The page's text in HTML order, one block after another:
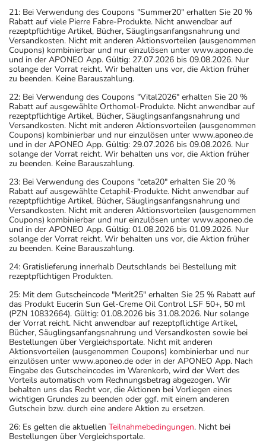
21: Bei Verwendung des Coupons "Summer20" erhalten Sie 20 %
Rabatt auf viele Pierre Fabre-Produkte. Nicht anwendbar auf
rezeptpflichtige Artikel, Bücher, Säuglingsanfangsnahrung und
Versandkosten. Nicht mit anderen Aktionsvorteilen (ausgenommen
Coupons) kombinierbar und nur einzulösen unter www.aponeo.de
und in der APONEO App. Gültig: 27.07.2026 bis 09.08.2026. Nur
solange der Vorrat reicht. Wir behalten uns vor, die Aktion früher
zu beenden. Keine Barauszahlung.
22: Bei Verwendung des Coupons "Vital2026" erhalten Sie 20 %
Rabatt auf ausgewählte Orthomol-Produkte. Nicht anwendbar auf
rezeptpflichtige Artikel, Bücher, Säuglingsanfangsnahrung und
Versandkosten. Nicht mit anderen Aktionsvorteilen (ausgenommen
Coupons) kombinierbar und nur einzulösen unter www.aponeo.de
und in der APONEO App. Gültig: 29.07.2026 bis 09.08.2026. Nur
solange der Vorrat reicht. Wir behalten uns vor, die Aktion früher
zu beenden. Keine Barauszahlung.
23: Bei Verwendung des Coupons "ceta20" erhalten Sie 20 %
Rabatt auf ausgewählte Cetaphil-Produkte. Nicht anwendbar auf
rezeptpflichtige Artikel, Bücher, Säuglingsanfangsnahrung und
Versandkosten. Nicht mit anderen Aktionsvorteilen (ausgenommen
Coupons) kombinierbar und nur einzulösen unter www.aponeo.de
und in der APONEO App. Gültig: 01.08.2026 bis 01.09.2026. Nur
solange der Vorrat reicht. Wir behalten uns vor, die Aktion früher
zu beenden. Keine Barauszahlung.
24: Gratislieferung innerhalb Deutschlands bei Bestellung mit
rezeptpflichtigen Produkten.
25: Mit dem Gutscheincode "Merit25" erhalten Sie 25 % Rabatt auf
das Produkt Eucerin Sun Gel-Creme Oil Control LSF 50+, 50 ml
(PZN 10832664). Gültig: 01.08.2026 bis 31.08.2026. Nur solange
der Vorrat reicht. Nicht anwendbar auf rezeptpflichtige Artikel,
Bücher, Säuglingsanfangsnahrung und Versandkosten sowie bei
Bestellungen über Vergleichsportale. Nicht mit anderen
Aktionsvorteilen (ausgenommen Coupons) kombinierbar und nur
einzulösen unter www.aponeo.de oder in der APONEO App. Nach
Eingabe des Gutscheincodes im Warenkorb, wird der Wert des
Vorteils automatisch vom Rechnungsbetrag abgezogen. Wir
behalten uns das Recht vor, die Aktionen bei Vorliegen eines
wichtigen Grundes zu beenden oder ggf. mit einem anderen
Gutschein bzw. durch eine andere Aktion zu ersetzen.
26: Es gelten die aktuellen Teilnahmebedingungen. Nicht bei
Bestellungen über Vergleichsportale.